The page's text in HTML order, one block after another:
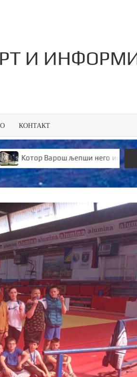
И
КОНТАКТ
љепши него икад Ауто-